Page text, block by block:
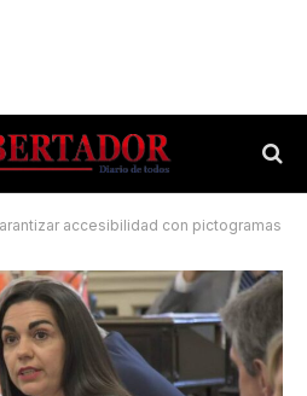
accesibilidad con pictogramas